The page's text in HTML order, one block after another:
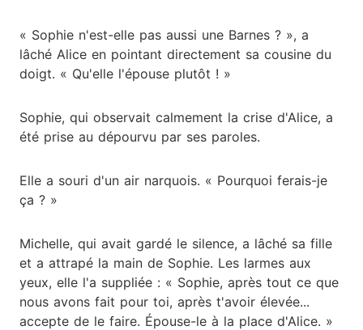
« Sophie n'est-elle pas aussi une Barnes ? », a
lâché Alice en pointant directement sa cousine du
doigt. « Qu'elle l'épouse plutôt ! »
Sophie, qui observait calmement la crise d'Alice, a
été prise au dépourvu par ses paroles.
Elle a souri d'un air narquois. « Pourquoi ferais-je
ça ? »
Michelle, qui avait gardé le silence, a lâché sa fille
et a attrapé la main de Sophie. Les larmes aux
yeux, elle l'a suppliée : « Sophie, après tout ce que
nous avons fait pour toi, après t'avoir élevée...
accepte de le faire. Épouse-le à la place d'Alice. »